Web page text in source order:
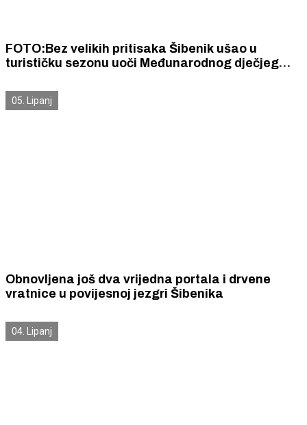
FOTO:Bez velikih pritisaka Šibenik ušao u
turističku sezonu uoči Međunarodnog dječjeg
05. Lipanj
Obnovljena još dva vrijedna portala i drvene
vratnice u povijesnoj jezgri Šibenika
04. Lipanj